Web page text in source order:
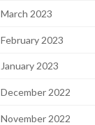
March 2023
February 2023
January 2023
December 2022
November 2022